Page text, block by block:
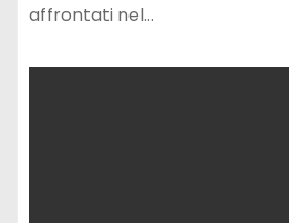
affrontati nel…